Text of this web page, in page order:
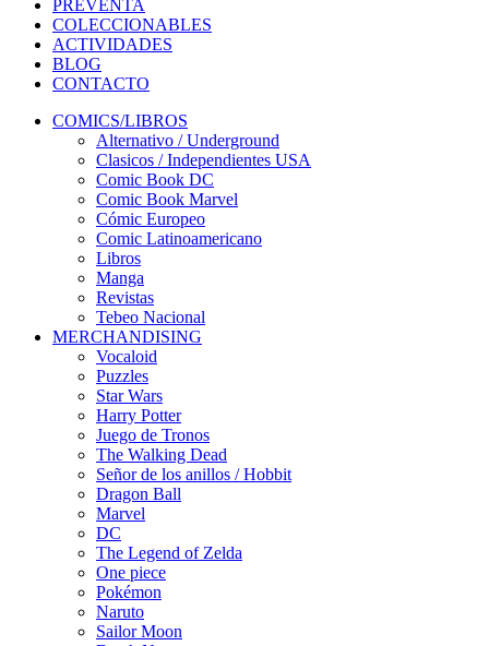
PREVENTA
COLECCIONABLES
ACTIVIDADES
BLOG
CONTACTO
COMICS/LIBROS
Alternativo / Underground
Clasicos / Independientes USA
Comic Book DC
Comic Book Marvel
Cómic Europeo
Comic Latinoamericano
Libros
Manga
Revistas
Tebeo Nacional
MERCHANDISING
Vocaloid
Puzzles
Star Wars
Harry Potter
Juego de Tronos
The Walking Dead
Señor de los anillos / Hobbit
Dragon Ball
Marvel
DC
The Legend of Zelda
One piece
Pokémon
Naruto
Sailor Moon